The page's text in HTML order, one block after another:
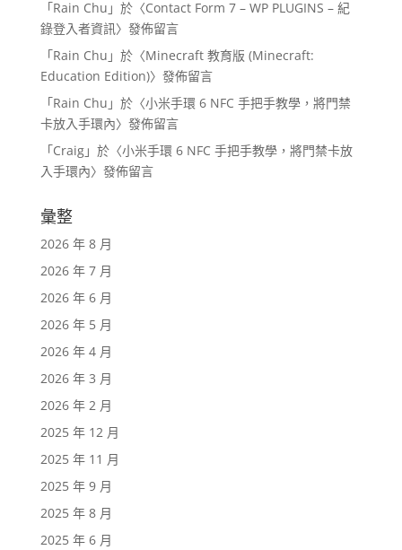
「Rain Chu 」於〈Contact Form 7 – WP PLUGINS – 紀
錄登入者資訊〉發佈留言
「Rain Chu 」於〈Minecraft 教育版 (Minecraft:
Education Edition)〉發佈留言
「Rain Chu 」於〈小米手環 6 NFC 手把手教學，將門禁
卡放入手環內〉發佈留言
「Craig」於〈小米手環 6 NFC 手把手教學，將門禁卡放
入手環內〉發佈留言
彙整
2026 年 8 月
2026 年 7 月
2026 年 6 月
2026 年 5 月
2026 年 4 月
2026 年 3 月
2026 年 2 月
2025 年 12 月
2025 年 11 月
2025 年 9 月
2025 年 8 月
2025 年 6 月